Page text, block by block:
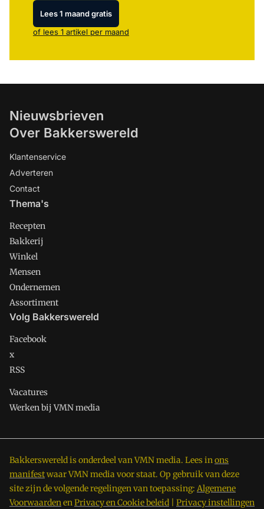
Lees 1 maand gratis
of lees 1 artikel per maand
Nieuwsbrieven
Over Bakkerswereld
Klantenservice
Adverteren
Contact
Thema's
Recepten
Bakkerij
Winkel
Mensen
Ondernemen
Assortiment
Volg Bakkerswereld
Facebook
x
RSS
Vacatures
Werken bij VMN media
Bakkerswereld is onderdeel van VMN media. Lees inons
manifestwaar VMN media voor staat. Op gebruik van deze
site zijn de volgende regelingen van toepassing: Algemene
VoorwaardenenPrivacy en Cookie beleid Privacy instellingen